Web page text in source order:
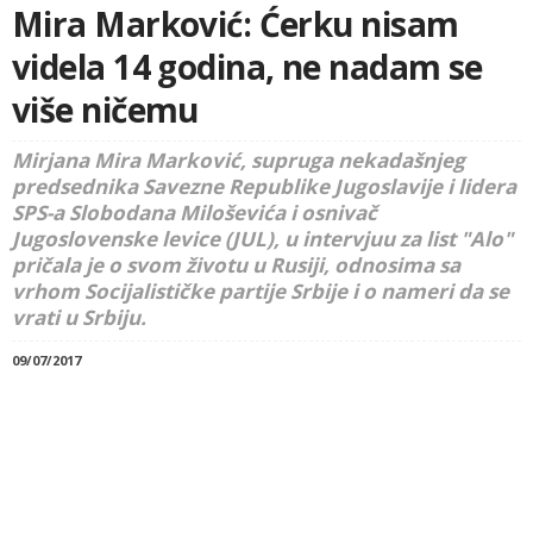
Mira Marković: Ćerku nisam
videla 14 godina, ne nadam se
više ničemu
Mirjana Mira Marković, supruga nekadašnjeg
predsednika Savezne Republike Jugoslavije i lidera
SPS-a Slobodana Miloševića i osnivač
Jugoslovenske levice (JUL), u intervjuu za list "Alo"
pričala je o svom životu u Rusiji, odnosima sa
vrhom Socijalističke partije Srbije i o nameri da se
vrati u Srbiju.
09/07/2017